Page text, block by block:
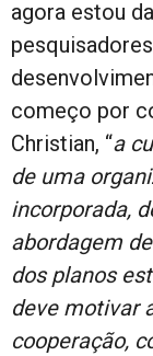
agora estou
começo por
Christian, “a
de uma
incorporada,
abordagem
dos planos
deve motivar
cooperação,